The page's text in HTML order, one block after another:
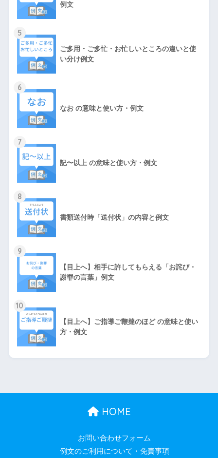
例文
5
ご多用・ご多忙・お忙しいところの違いと使
い分け例文
6
なお の意味と使い方・例文
7
記〜以上 の意味と使い方・例文
8
書類送付時「送付状」の内容と例文
9
【目上へ】相手に許してもらえる「お詫び・
謝罪の言葉」例文
10
【目上へ】ご指導ご鞭撻のほど の意味と使い
方・例文
HOME
お問い合わせフォーム
例文のご利用について・免責事項